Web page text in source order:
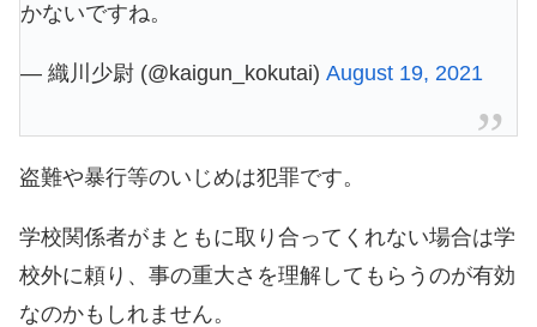
かないですね。
— 織川少尉 (@kaigun_kokutai) August 19, 2021
盗難や暴行等のいじめは犯罪です。
学校関係者がまともに取り合ってくれない場合は学
校外に頼り、事の重大さを理解してもらうのが有効
なのかもしれません。